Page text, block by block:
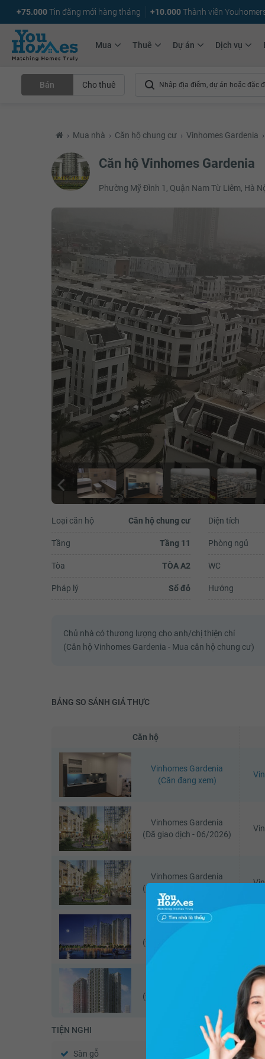
+75.000Tin đăng mới hàng tháng +10.000Thành viên
Mua Thuê Dự án Dịch vụ
Bán Cho thuê
› Mua nhà › Căn hộ chung cư › Vinhomes Gardenia ›
Căn hộ Vinhomes Gardenia
Phường Mỹ Đình 1, Quận Nam Từ Liêm, Hà
Loại căn hộ Căn hộ chung cư
Tầng Tầng 11
Tòa TÒA A2
Pháp lý Sổ đỏ
Diện tích
Phòng ngủ
WC
Hướng
Chủ nhà có thương lượng cho anh/chị thiện chí
(Căn hộ Vinhomes Gardenia - Mua căn hộ chung cư)
BẢNG SO SÁNH GIÁ THỰC
Căn hộ
Vinhomes Gardenia
(Căn đang xem)
Vinhomes Gardenia
(Đã giao dịch - 06/2026)
Vinhomes Gardenia
(Đã giao dịch - 05/2026)
(Đã giao dịch - 07/2026)
(Đã giao dịch - 06/2026)
TIỆN NGHI
Sàn gỗ Sàn đá
ơn đến tổ bảo vệ và bạn lễ tân tên
Xem